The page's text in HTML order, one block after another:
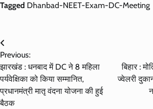
Tagged Dhanbad-NEET-Exam-DC-Meeting
Post
navigation
Previous:
झारखंड : धनबाद में DC ने 8 महिला
पर्यवेक्षिका को किया सम्मानित,
प्रधानमंत्री मातृ वंदना योजना की हुई
बैठक
बिहार :
ज्वेलरी